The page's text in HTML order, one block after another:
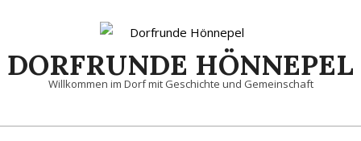
content
DORFRUNDE HÖNNEPEL
Willkommen im Dorf mit Geschichte und Gemeinschaft
Primary